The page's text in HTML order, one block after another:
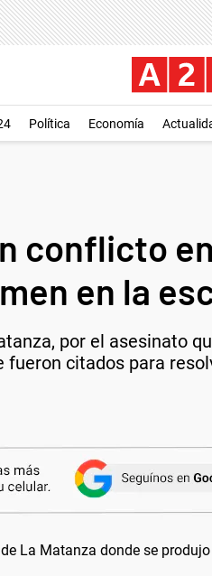
Política Economía
conflicto
en la
por el asesinato
citados para